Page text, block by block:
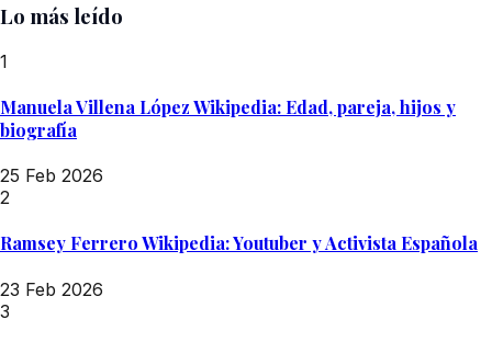
Lo más leído
1
Manuela Villena López Wikipedia: Edad, pareja, hijos y
biografía
25 Feb 2026
2
Ramsey Ferrero Wikipedia: Youtuber y Activista Española
23 Feb 2026
3